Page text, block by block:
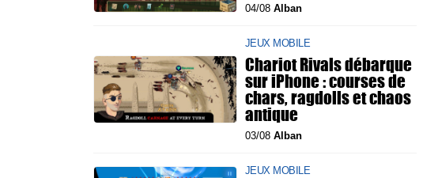
04/08 Alban
JEUX MOBILE
Chariot Rivals débarque
sur iPhone : courses de
chars, ragdolls et chaos
antique
03/08 Alban
JEUX MOBILE